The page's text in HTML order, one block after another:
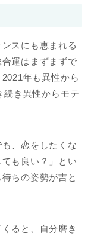
スにも恵まれる
運はまずまずで
年も異性から
続き異性からモテ
、恋をしたくな
も良い？」とい
ちの姿勢が吉と
ると、自分磨き